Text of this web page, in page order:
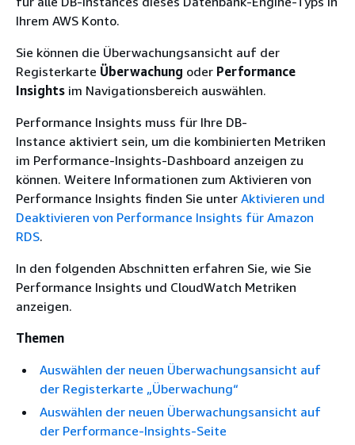
Ihrem AWS Konto.
Sie können die Überwachungsansicht auf der
Registerkarte Überwachung oder Performance
Insights im Navigationsbereich auswählen.
Performance Insights muss für Ihre DB-
Instance aktiviert sein, um die kombinierten Metriken
im Performance-Insights-Dashboard anzeigen zu
können. Weitere Informationen zum Aktivieren von
Performance Insights finden Sie unter Aktivieren und
Deaktivieren von Performance Insights für Amazon
RDS.
In den folgenden Abschnitten erfahren Sie, wie Sie
Performance Insights und CloudWatch Metriken
anzeigen.
Themen
Auswählen der neuen Überwachungsansicht auf
der Registerkarte „Überwachung“
Auswählen der neuen Überwachungsansicht auf
der Performance-Insights-Seite